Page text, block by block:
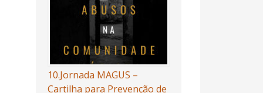
10.Jornada MAGUS –
Cartilha para Prevenção de